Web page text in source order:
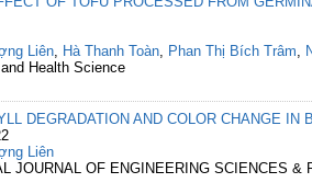
Liên, Hà Thanh Toàn, Phan Thị Bích Trâm,
Health Science
DEGRADATION AND COLOR CHANGE IN
Liên
JOURNAL OF ENGINEERING SCIENCES &